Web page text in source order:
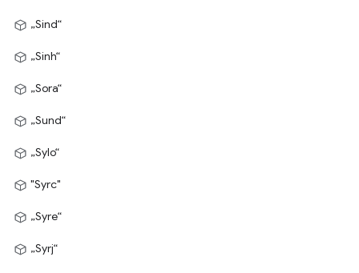
„Sind“
„Sinh“
„Sora“
„Sund“
„Sylo“
"Syrc"
„Syre“
„Syrj“